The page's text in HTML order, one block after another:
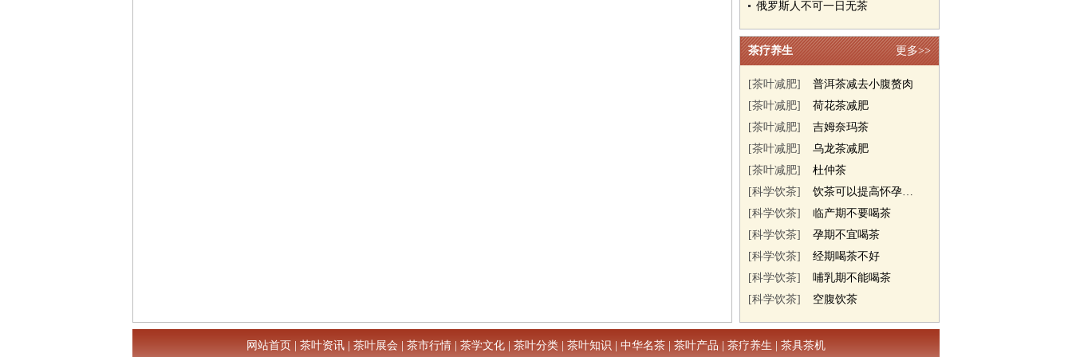
俄罗斯人不可一日无茶
更多>>
茶疗养生
[茶叶减肥]
普洱茶减去小腹赘肉
[茶叶减肥]
荷花茶减肥
[茶叶减肥]
吉姆奈玛茶
[茶叶减肥]
乌龙茶减肥
[茶叶减肥]
杜仲茶
[科学饮茶]
饮茶可以提高怀孕几率
[科学饮茶]
临产期不要喝茶
[科学饮茶]
孕期不宜喝茶
[科学饮茶]
经期喝茶不好
[科学饮茶]
哺乳期不能喝茶
[科学饮茶]
空腹饮茶
网站首页 茶叶资讯 茶叶展会 茶市行情 茶学文化 茶叶分类 茶叶知识 中华名茶 茶叶产品 茶疗养生 茶具茶机